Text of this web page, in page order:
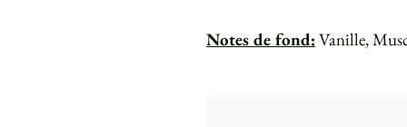
Notes de fond: Vanille,